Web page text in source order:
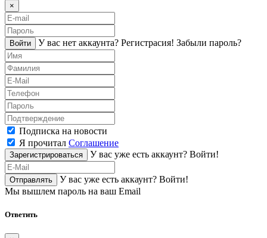
×
Войти У вас нет аккаунта? Регистраcия! Забыли пароль?
Подписка на новости
Я прочитал Соглашение
Зарегистрироваться У вас уже есть аккаунт? Войти!
Отправлять У вас уже есть аккаунт? Войти!
Мы вышлем пароль на ваш Email
Ответить